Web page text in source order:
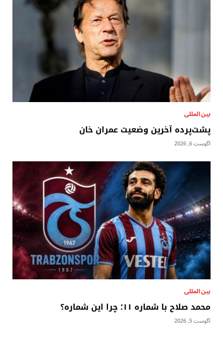
بين المللى
پشت‌پرده آخرین وضعیت عمران خان
آگوست 6, 2026
بين المللى
محمد صلاح با شماره ۱۱؛ چرا این شماره؟
آگوست 5, 2026